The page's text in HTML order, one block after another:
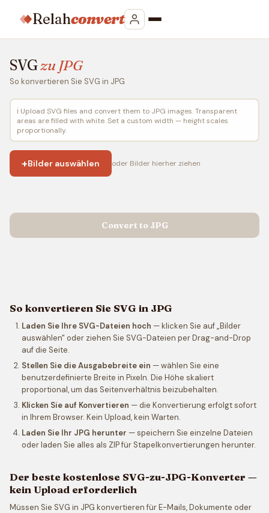
Relahconvert
SVGzu JPG
So konvertieren Sie SVG in JPG
ℹ️ Upload SVG files and convert them to JPG images. Transparent
areas are filled with white. Set a custom width — height scales
proportionally.
+Bilder auswählen oder Bilder hierher ziehen
Convert to JPG
So konvertieren Sie SVG in JPG
Laden Sie Ihre SVG-Dateien hoch — klicken Sie auf „Bilder
auswählen" oder ziehen Sie SVG-Dateien per Drag-and-Drop
auf die Seite.
Stellen Sie die Ausgabebreite ein — wählen Sie eine
benutzerdefinierte Breite in Pixeln. Die Höhe skaliert
proportional, um das Seitenverhältnis beizubehalten.
Klicken Sie auf Konvertieren — die Konvertierung erfolgt sofort
in Ihrem Browser. Kein Upload, kein Warten.
Laden Sie Ihr JPG herunter — speichern Sie einzelne Dateien
oder laden Sie alles als ZIP für Stapelkonvertierungen herunter.
Der beste kostenlose SVG-zu-JPG-Konverter —
kein Upload erforderlich
Müssen Sie SVG in JPG konvertieren für E-Mails, Dokumente oder